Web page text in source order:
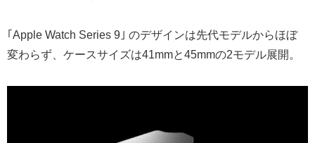
｢Apple Watch Series 9｣ のデザインは先代モデルからほぼ
変わらず、ケースサイズは41mmと45mmの2モデル展開。